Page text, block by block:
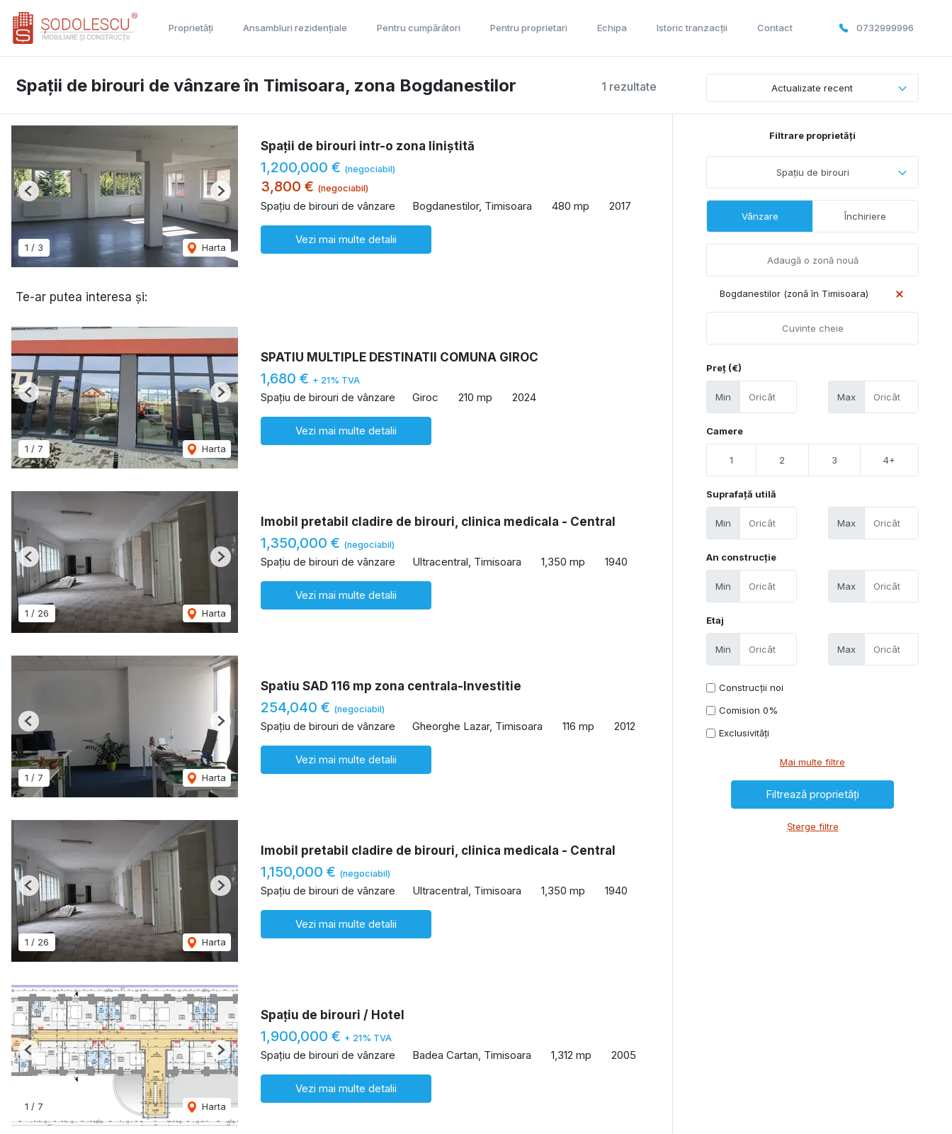
Proprietăți Ansambluri rezidențiale Pentru cumpărători Pentru proprietari Echipa Istoric tranzacții Contact 0732999996
1 rezultate
Spații de birouri de vânzare în Timisoara, zona Bogdanestilor Actualizate recent
1 / 3 Harta
Previous Next
Spații de birouri intr-o zona liniștită
1,200,000 € (negociabil)
3,800 € (negociabil)
Spațiu de birouri de vânzare Bogdanestilor, Timisoara 480 mp 2017
Vezi mai multe detalii
Te-ar putea interesa și:
1 / 7 Harta
Previous Next
SPATIU MULTIPLE DESTINATII COMUNA GIROC
1,680 € + 21% TVA
Spațiu de birouri de vânzare Giroc 210 mp 2024
Vezi mai multe detalii
1 / 26 Harta
Previous Next
Imobil pretabil cladire de birouri, clinica medicala - Central
1,350,000 € (negociabil)
Spațiu de birouri de vânzare Ultracentral, Timisoara 1,350 mp 1940
Vezi mai multe detalii
1 / 7 Harta
Previous Next
Spatiu SAD 116 mp zona centrala-Investitie
254,040 € (negociabil)
Spațiu de birouri de vânzare Gheorghe Lazar, Timisoara 116 mp 2012
Vezi mai multe detalii
1 / 26 Harta
Previous Next
Imobil pretabil cladire de birouri, clinica medicala - Central
1,150,000 € (negociabil)
Spațiu de birouri de vânzare Ultracentral, Timisoara 1,350 mp 1940
Vezi mai multe detalii
1 / 7 Harta
Previous Next
Spațiu de birouri / Hotel
1,900,000 € + 21% TVA
Spațiu de birouri de vânzare Badea Cartan, Timisoara 1,312 mp 2005
Vezi mai multe detalii
Filtrare proprietăți
Spațiu de birouri
Vânzare Închiriere
Bogdanestilor (zonă în Timisoara)
Preț (€)
Min Max
Camere
1 2 3 4+
Suprafață utilă
Min Max
An construcție
Min Max
Etaj
Min Max
Construcții noi
Comision 0%
Exclusivități
Mai multe filtre
Șterge filtre